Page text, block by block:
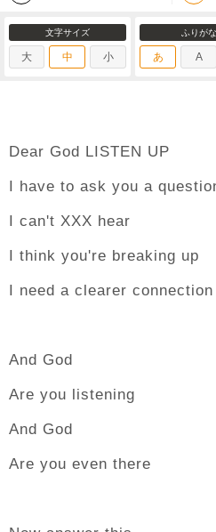
文字サイズ
大 中 小
ふりがな
あ A
Dear God LISTEN UP
I have to ask you a
I can't XXX hear
I think you're breaking up
I need a clearer connection
And God
Are you listening
And God
Are you even there